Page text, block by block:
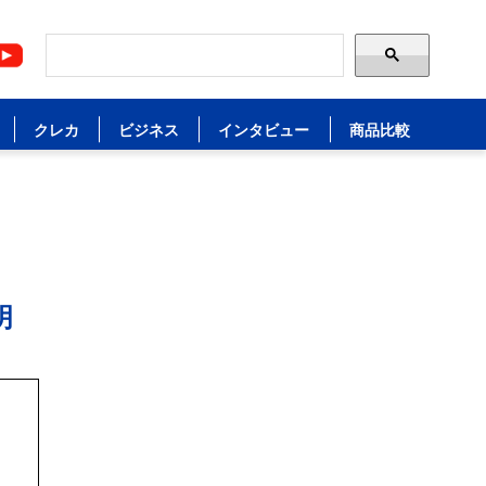
クレカ ビジネス インタビュー 商品比較